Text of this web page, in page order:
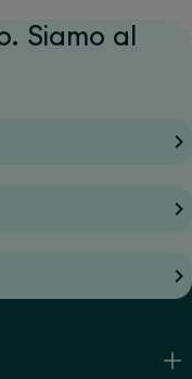
Siamo al